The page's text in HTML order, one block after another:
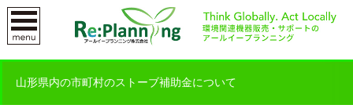
山形県内の市町村のストーブ補助金について